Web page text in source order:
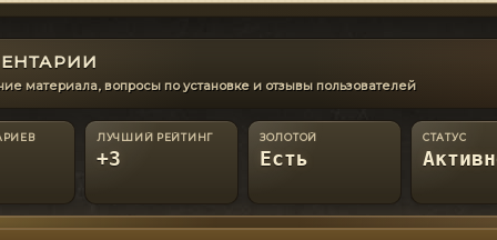
материала, вопросы по установке и отзывы пользователей
ЛУЧШИЙ РЕЙТИНГ
+3
ЗОЛОТОЙ
Есть
СТАТУС